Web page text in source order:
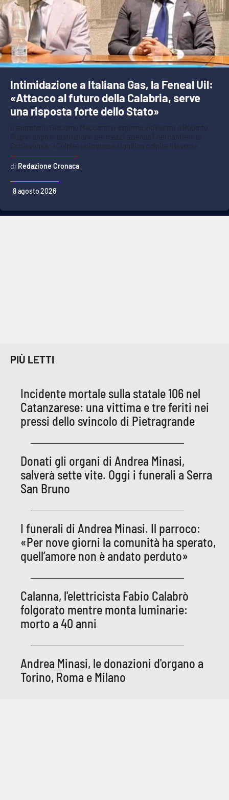
Intimidazione a Italiana Gas, la Feneal Uil:
«Attacco al futuro della Calabria, serve
una risposta forte dello Stato»
Il segretario Giacomo Maccarone espirme vicinanza a Roberto
Rugna dopo la distruzione dei mezzi aziendali nel cantiere di
Schiavonea: «Colpire un’impresa significa colpire il lavoro»
Redazione Cronaca
8 agosto 2026
PIÙ LETTI
Incidente mortale sulla statale 106 nel
Catanzarese: una vittima e tre feriti nei
pressi dello svincolo di Pietragrande
Donati gli organi di Andrea Minasi,
salverà sette vite. Oggi i funerali a Serra
San Bruno
I funerali di Andrea Minasi. Il parroco:
«Per nove giorni la comunità ha sperato,
quell’amore non è andato perduto»
Calanna, l'elettricista Fabio Calabrò
folgorato mentre monta luminarie:
morto a 40 anni
Andrea Minasi, le donazioni d'organo a
Torino, Roma e Milano